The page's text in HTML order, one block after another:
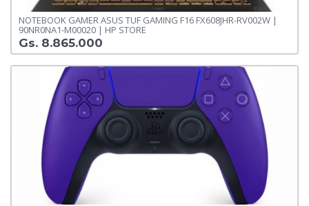
NOTEBOOK GAMER ASUS TUF GAMING F16 FX608JHR-RV002W |
90NR0NA1-M00020 | HP STORE
Gs. 8.865.000